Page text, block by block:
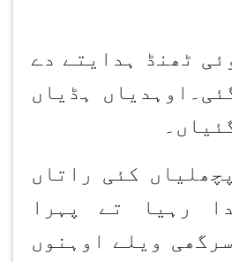
ٹھنڈ ہدایتے دے
ہڈیاں
کئی راتاں
رہیا تے پہرا
ویلے اوہنوں